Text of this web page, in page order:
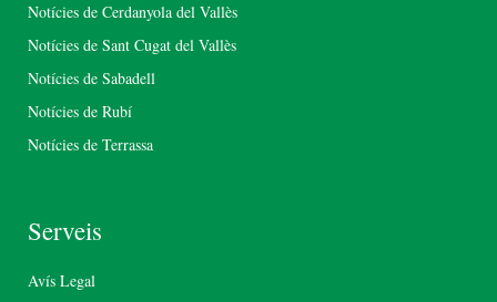
Notícies de Cerdanyola del Vallès
Notícies de Sant Cugat del Vallès
Notícies de Sabadell
Notícies de Rubí
Notícies de Terrassa
Serveis
Avís Legal